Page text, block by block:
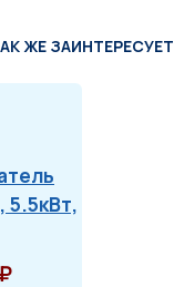
ЖЕ ЗАИНТЕРЕСУЕТ
5.5кВт,